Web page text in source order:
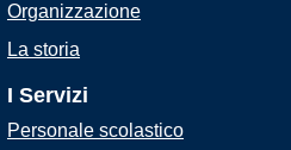
Organizzazione
La storia
I Servizi
Personale scolastico